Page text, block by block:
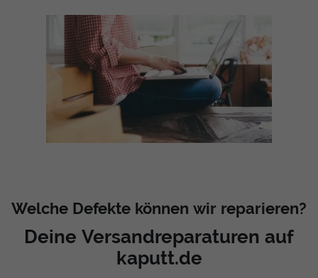
Welche Defekte können wir reparieren?
Deine Versandreparaturen auf
kaputt.de